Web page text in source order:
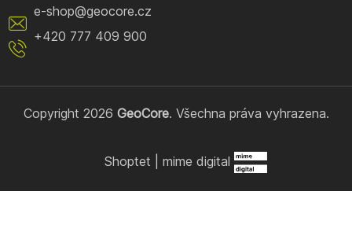
e-shop@geocore.cz
+420 777 409 900
Shoptet mime digital
Copyright 2026 GeoCore. Všechna práva vyhrazena.